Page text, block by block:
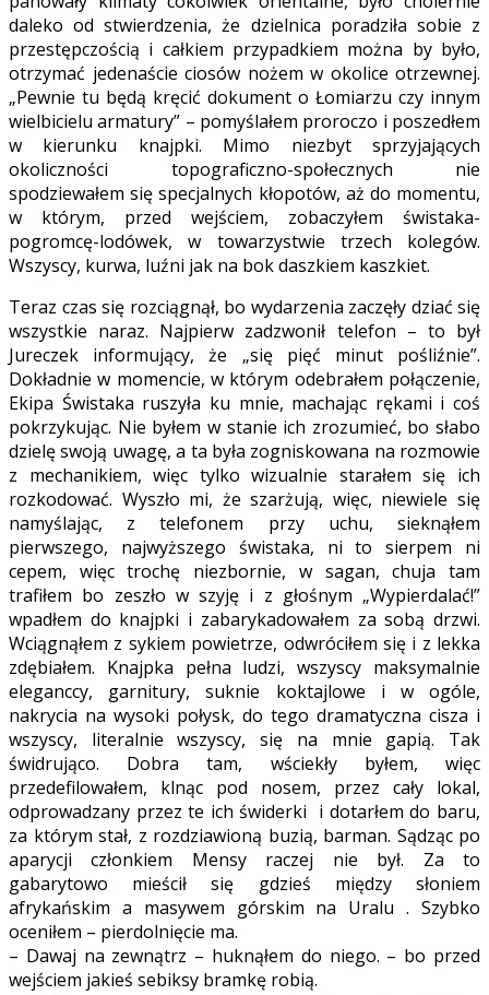
daleko od stwierdzenia, że dzielnica poradziła sobie z
przestępczością i całkiem przypadkiem można by było,
otrzymać jedenaście ciosów nożem w okolice otrzewnej.
„Pewnie tu będą kręcić dokument o Łomiarzu czy innym
wielbicielu armatury” – pomyślałem proroczo i poszedłem
w kierunku knajpki. Mimo niezbyt sprzyjających
okoliczności topograficzno-społecznych nie
spodziewałem się specjalnych kłopotów, aż do momentu,
w którym, przed wejściem, zobaczyłem świstaka-
pogromcę-lodówek, w towarzystwie trzech kolegów.
Wszyscy, kurwa, luźni jak na bok daszkiem kaszkiet.
Teraz czas się rozciągnął, bo wydarzenia zaczęły dziać się
wszystkie naraz. Najpierw zadzwonił telefon – to był
Jureczek informujący, że „się pięć minut pośliźnie”.
Dokładnie w momencie, w którym odebrałem połączenie,
Ekipa Świstaka ruszyła ku mnie, machając rękami i coś
pokrzykując. Nie byłem w stanie ich zrozumieć, bo słabo
dzielę swoją uwagę, a ta była zogniskowana na rozmowie
z mechanikiem, więc tylko wizualnie starałem się ich
rozkodować. Wyszło mi, że szarżują, więc, niewiele się
namyślając, z telefonem przy uchu, sieknąłem
pierwszego, najwyższego świstaka, ni to sierpem ni
cepem, więc trochę niezbornie, w sagan, chuja tam
trafiłem bo zeszło w szyję i z głośnym „Wypierdalać!”
wpadłem do knajpki i zabarykadowałem za sobą drzwi.
Wciągnąłem z sykiem powietrze, odwróciłem się i z lekka
zdębiałem. Knajpka pełna ludzi, wszyscy maksymalnie
eleganccy, garnitury, suknie koktajlowe i w ogóle,
nakrycia na wysoki połysk, do tego dramatyczna cisza i
wszyscy, literalnie wszyscy, się na mnie gapią. Tak
świdrująco. Dobra tam, wściekły byłem, więc
przedefilowałem, klnąc pod nosem, przez cały lokal,
odprowadzany przez te ich świderki i dotarłem do baru,
za którym stał, z rozdziawioną buzią, barman. Sądząc po
aparycji członkiem Mensy raczej nie był. Za to
gabarytowo mieścił się gdzieś między słoniem
afrykańskim a masywem górskim na Uralu . Szybko
oceniłem – pierdolnięcie ma.
– Dawaj na zewnątrz – huknąłem do niego. – bo przed
wejściem jakieś sebiksy bramkę robią.